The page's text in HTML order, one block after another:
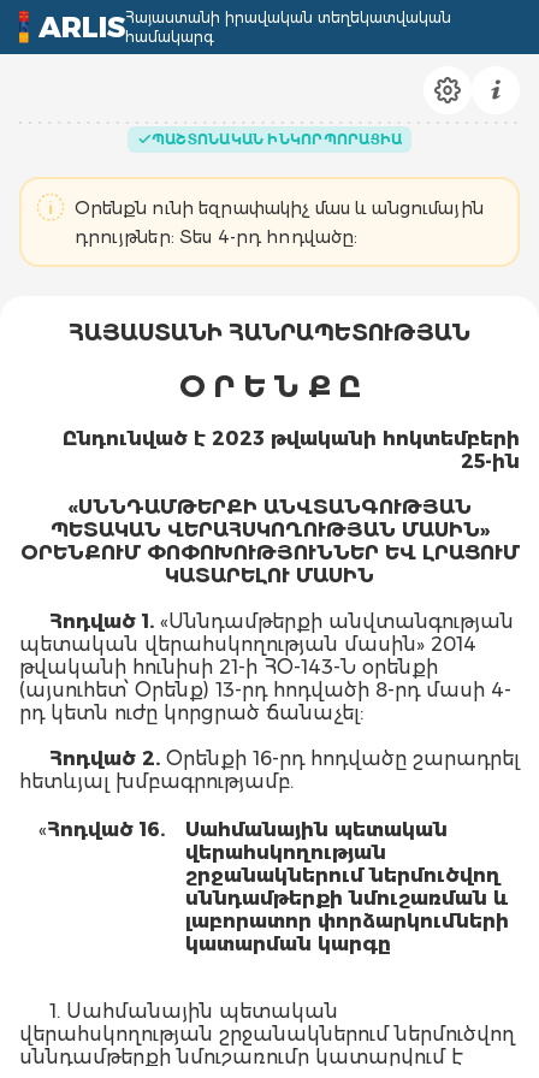
ARLISՀայաստանի իրավական տեղեկատվական
համակարգ
ՊԱՇՏՈՆԱԿԱՆ ԻՆԿՈՐՊՈՐԱՑԻԱ
Օրենքն ունի եզրափակիչ մաս և անցումային
դրույթներ: Տես 4-րդ հոդվածը:
ՀԱՅԱՍՏԱՆԻ ՀԱՆՐԱՊԵՏՈՒԹՅԱՆ
Օ Ր Ե Ն Ք Ը
Ընդունված է 2023 թվականի հոկտեմբերի
25-ին
«ՍՆՆԴԱՄԹԵՐՔԻ ԱՆՎՏԱՆԳՈՒԹՅԱՆ
ՊԵՏԱԿԱՆ ՎԵՐԱՀՍԿՈՂՈՒԹՅԱՆ ՄԱՍԻՆ»
ՕՐԵՆՔՈՒՄ ՓՈՓՈԽՈՒԹՅՈՒՆՆԵՐ ԵՎ ԼՐԱՑՈՒՄ
ԿԱՏԱՐԵԼՈՒ ՄԱՍԻՆ
Հոդված 1. «Սննդամթերքի անվտանգության
պետական վերահսկողության մասին» 2014
թվականի հունիսի 21-ի ՀՕ-143-Ն օրենքի
(այսուհետ՝ Օրենք) 13-րդ հոդվածի 8-րդ մասի 4-
րդ կետն ուժը կորցրած ճանաչել:
Հոդված 2. Օրենքի 16-րդ հոդվածը շարադրել
հետևյալ խմբագրությամբ.
«Հոդված 16. Սահմանային պետական
վերահսկողության
շրջանակներում ներմուծվող
սննդամթերքի նմուշառման և
լաբորատոր փորձարկումների
կատարման կարգը
1. Սահմանային պետական
վերահսկողության շրջանակներում ներմուծվող
սննդամթերքի նմուշառումը կատարվում է